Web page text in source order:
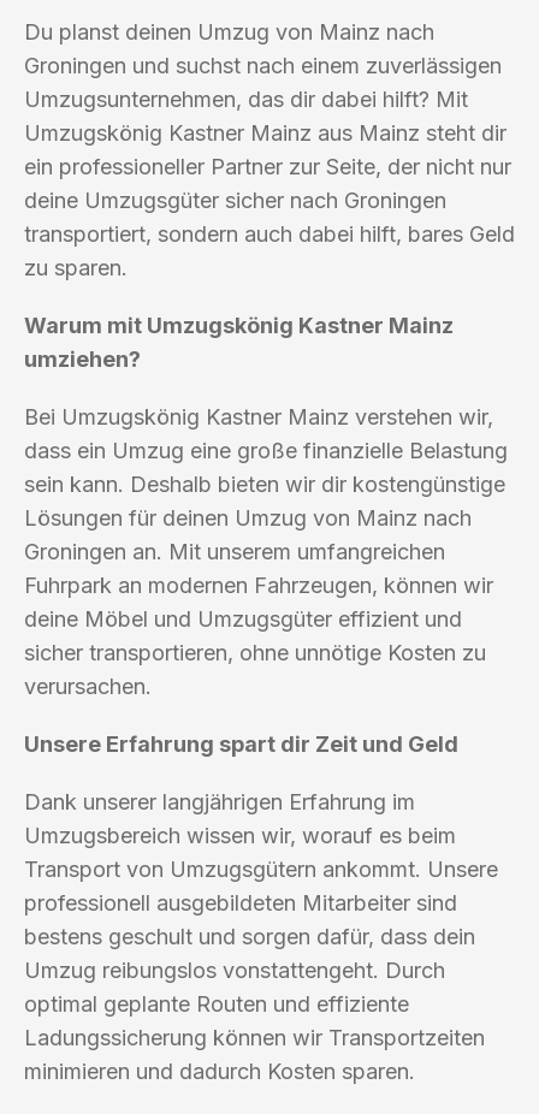
Du planst deinen Umzug von Mainz nach
Groningen und suchst nach einem zuverlässigen
Umzugsunternehmen, das dir dabei hilft? Mit
Umzugskönig Kastner Mainz aus Mainz steht dir
ein professioneller Partner zur Seite, der nicht nur
deine Umzugsgüter sicher nach Groningen
transportiert, sondern auch dabei hilft, bares Geld
zu sparen.
Warum mit Umzugskönig Kastner Mainz
umziehen?
Bei Umzugskönig Kastner Mainz verstehen wir,
dass ein Umzug eine große finanzielle Belastung
sein kann. Deshalb bieten wir dir kostengünstige
Lösungen für deinen Umzug von Mainz nach
Groningen an. Mit unserem umfangreichen
Fuhrpark an modernen Fahrzeugen, können wir
deine Möbel und Umzugsgüter effizient und
sicher transportieren, ohne unnötige Kosten zu
verursachen.
Unsere Erfahrung spart dir Zeit und Geld
Dank unserer langjährigen Erfahrung im
Umzugsbereich wissen wir, worauf es beim
Transport von Umzugsgütern ankommt. Unsere
professionell ausgebildeten Mitarbeiter sind
bestens geschult und sorgen dafür, dass dein
Umzug reibungslos vonstattengeht. Durch
optimal geplante Routen und effiziente
Ladungssicherung können wir Transportzeiten
minimieren und dadurch Kosten sparen.